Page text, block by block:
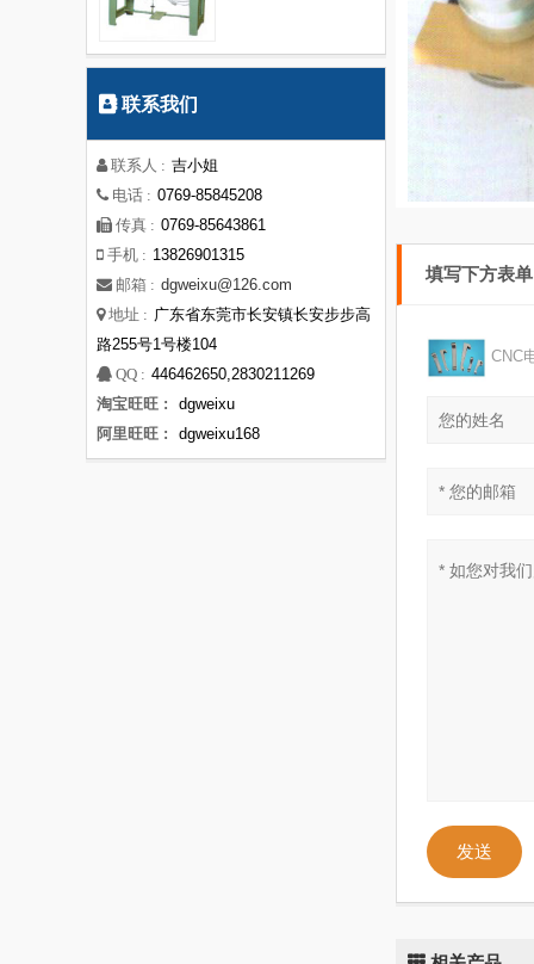
填写下方表
CNC
发送
联系我们
联系人 : 吉小姐
电话 : 0769-85845208
传真 : 0769-85643861
手机 : 13826901315
邮箱 : dgweixu@126.com
地址 : 广东省东莞市长安镇长安步步高
路255号1号楼104
QQ : 446462650,2830211269
淘宝旺旺 :
dgweixu
阿里旺旺 :
dgweixu168